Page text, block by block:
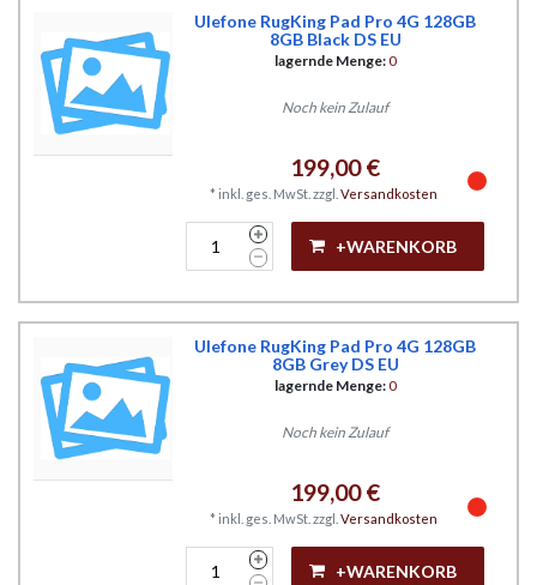
Ulefone RugKing Pad Pro 4G 128GB
8GB Black DS EU
lagernde Menge:0
Noch kein Zulauf
199,00 €
* inkl. ges. MwSt. zzgl. Versandkosten
+WARENKORB
Ulefone RugKing Pad Pro 4G 128GB
8GB Grey DS EU
lagernde Menge:0
Noch kein Zulauf
199,00 €
* inkl. ges. MwSt. zzgl. Versandkosten
+WARENKORB